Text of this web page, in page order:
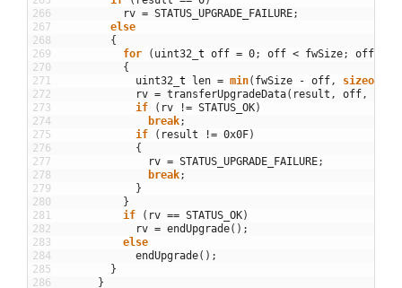
266
267
268
269
270
271
272
273
274
275
276
277
278
279
280
281
282
283
284
285
286
rv = STATUS_UPGRADE_FAILURE;
else
{
for
( uint32 t off = 0; off < fwSize; off
{
uint32 t len = min( fwSize - off, sizeof
rv = transferUpgradeData( result , off,
if
( rv != STATUS_OK)
break;
if
( result != 0x0F)
{
rv = STATUS_UPGRADE_FAILURE;
break;
}
}
if
( rv == STATUS_OK)
rv = endUpgrade( ) ;
else
endUpgrade( ) ;
}
}